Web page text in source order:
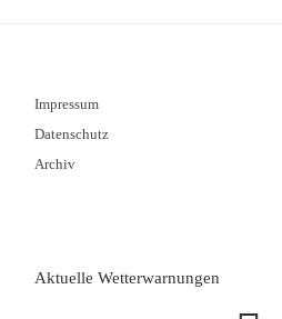
Impressum
Datenschutz
Archiv
Aktuelle Wetterwarnungen